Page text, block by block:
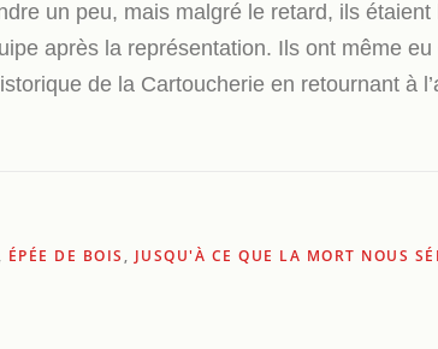
un peu, mais malgré le retard, ils
après la représentation. Ils ont même
de la Cartoucherie en retournant à
, ÉPÉE DE BOIS , JUSQU'À CE QUE LA MORT NOUS